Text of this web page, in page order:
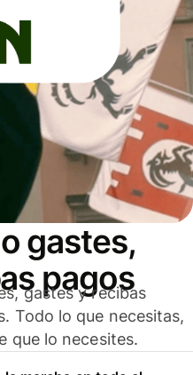
gastes,
pagos
gastes y recibas
Todo lo que necesitas,
que lo necesites.